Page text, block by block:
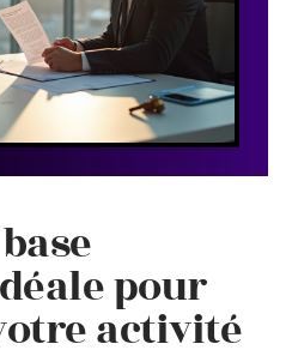
pour
activité